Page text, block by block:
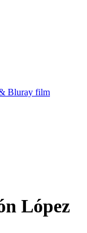
Bluray film
López